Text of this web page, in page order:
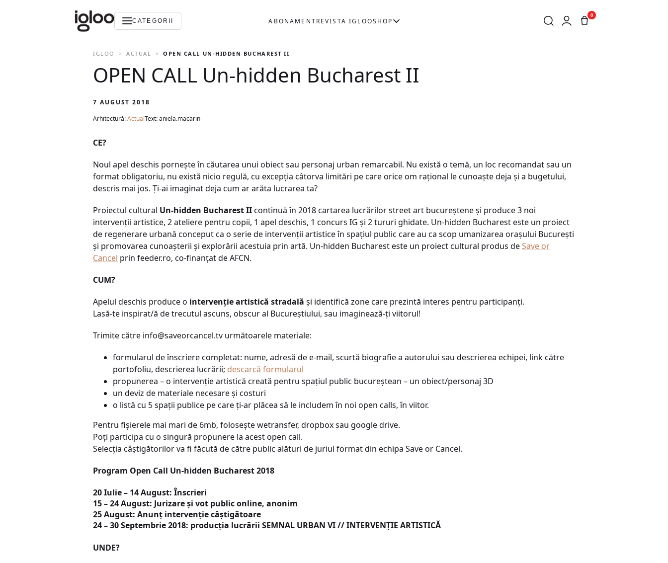
CATEGORII ABONAMENTREVISTA IGLOOSHOP
0
IGLOO ACTUAL OPEN CALL UN-HIDDEN BUCHAREST II
OPEN CALL Un-hidden Bucharest II
7 AUGUST 2018
Arhitectură:ActualText: aniela.macarin
CE?
Noul apel deschis pornește în căutarea unui obiect sau personaj urban remarcabil. Nu există o temă, un loc recomandat sau un
format obligatoriu, nu există nicio regulă, cu excepția câtorva limitări pe care orice om rațional le cunoaște deja și a bugetului,
descris mai jos. Ți-ai imaginat deja cum ar arăta lucrarea ta?
Proiectul cultural Un-hidden Bucharest IIcontinuă în 2018cartarea lucrărilor street art bucureștene și produce 3 noi
intervenții artistice, 2 ateliere pentru copii, 1 apel deschis, 1 concurs IG și 2 tururi ghidate. Un-hidden Bucharest este un proiect
de regenerare urbană conceput ca o serie de intervenții artistice în spațiul public care au ca scop umanizarea orașului București
și promovarea cunoașterii și explorării acestuia prin artă. Un-hidden Bucharest este un proiect cultural produs deSave or
Cancel prin feeder.ro, co-finanțat de AFCN.
CUM?
Apelul deschis produce o intervenție artistică stradală și identifică zone care prezintă interes pentru participanți.
Lasă-te inspirat/ă de trecutul ascuns, obscur al Bucureștiului, sau imaginează-ți viitorul!
Trimite către info@saveorcancel.tv următoarele materiale:
formularul de înscriere completat: nume, adresă de e-mail, scurtă biografie a autorului sau descrierea echipei, link către
portofoliu, descrierea lucrării; descarcă formularul
propunerea – o intervenție artistică creată pentru spațiul public bucureștean – un obiect/personaj 3D
un deviz de materiale necesare și costuri
o listă cu 5 spații publice pe care ți-ar plăcea să le includem în noi open calls, în viitor.
Pentru fișierele mai mari de 6mb, folosește wetransfer, dropbox sau google drive.
Poți participa cu o singură propunere la acest open call.
Selecția câștigătorilor va fi făcută de către public alături de juriul format din echipa Save or Cancel.
Program Open Call Un-hidden Bucharest 2018
20 Iulie – 14 August: Înscrieri
15 – 24 August: Jurizare și vot public online, anonim
25 August: Anunț intervenție câștigătoare
24 – 30 Septembrie 2018: producția lucrării SEMNAL URBAN VI // INTERVENȚIE ARTISTICĂ
UNDE?